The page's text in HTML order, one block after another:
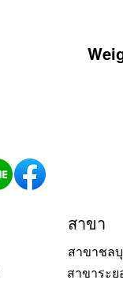
สาขาระย
สาขา
สาขาชล